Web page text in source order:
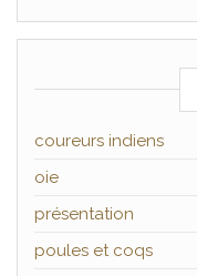
coureurs indiens
oie
présentation
poules et coqs